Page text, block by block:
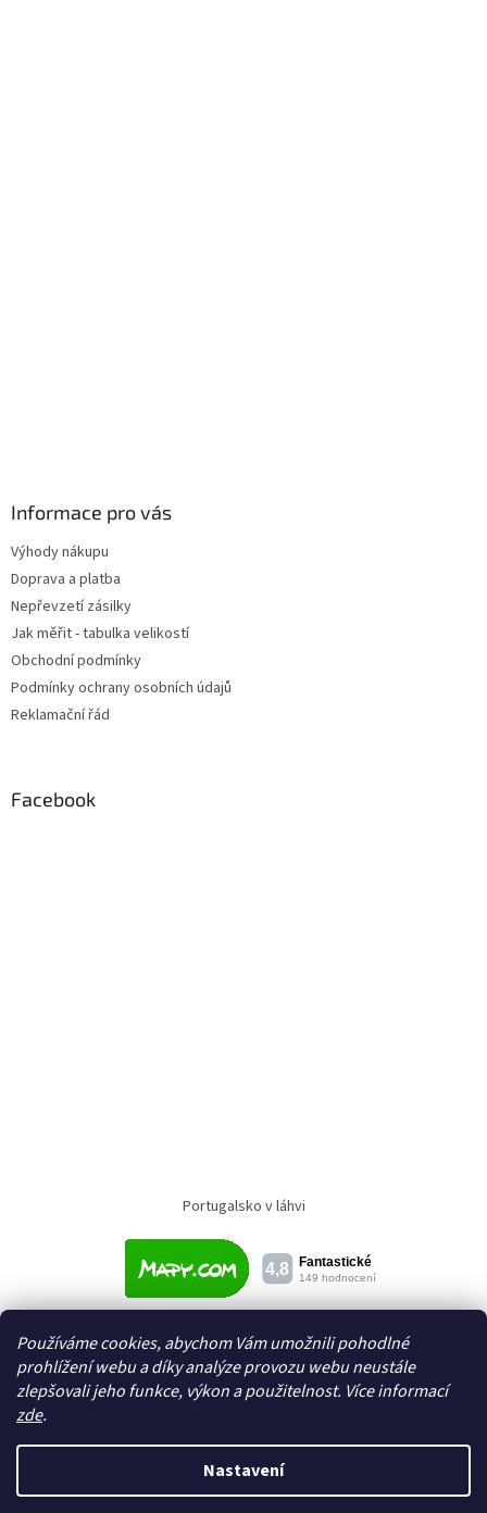
Používáme cookies, abychom Vám umožnili pohodlné
prohlížení webu a díky analýze provozu webu neustále
zlepšovali jeho funkce, výkon a použitelnost. Více informací
zde.
Nastavení
Informace pro vás
Výhody nákupu
Doprava a platba
Nepřevzetí zásilky
Jak měřit - tabulka velikostí
Obchodní podmínky
Podmínky ochrany osobních údajů
Reklamační řád
Facebook
Portugalsko v láhvi